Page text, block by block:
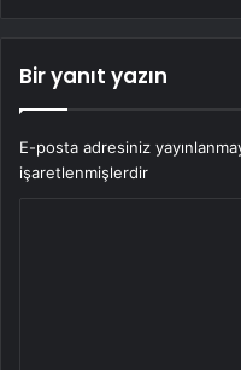
Bir yanıt yazın
E-posta adresiniz
işaretlenmişlerdir